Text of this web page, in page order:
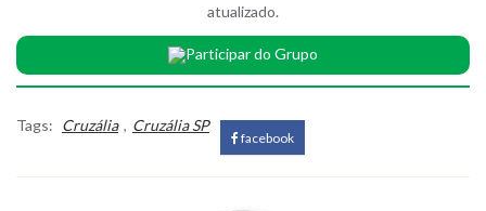
atualizado.
Participar do Grupo
Tags: Cruzália , Cruzália SP
facebook